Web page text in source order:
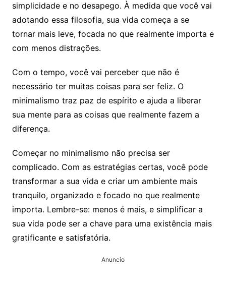
simplicidade e no desapego. À medida que você vai
adotando essa filosofia, sua vida começa a se
tornar mais leve, focada no que realmente importa e
com menos distrações.
Com o tempo, você vai perceber que não é
necessário ter muitas coisas para ser feliz. O
minimalismo traz paz de espírito e ajuda a liberar
sua mente para as coisas que realmente fazem a
diferença.
Começar no minimalismo não precisa ser
complicado. Com as estratégias certas, você pode
transformar a sua vida e criar um ambiente mais
tranquilo, organizado e focado no que realmente
importa. Lembre-se: menos é mais, e simplificar a
sua vida pode ser a chave para uma existência mais
gratificante e satisfatória.
Anuncio